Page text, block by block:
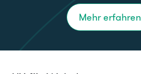
Mehr erfahren